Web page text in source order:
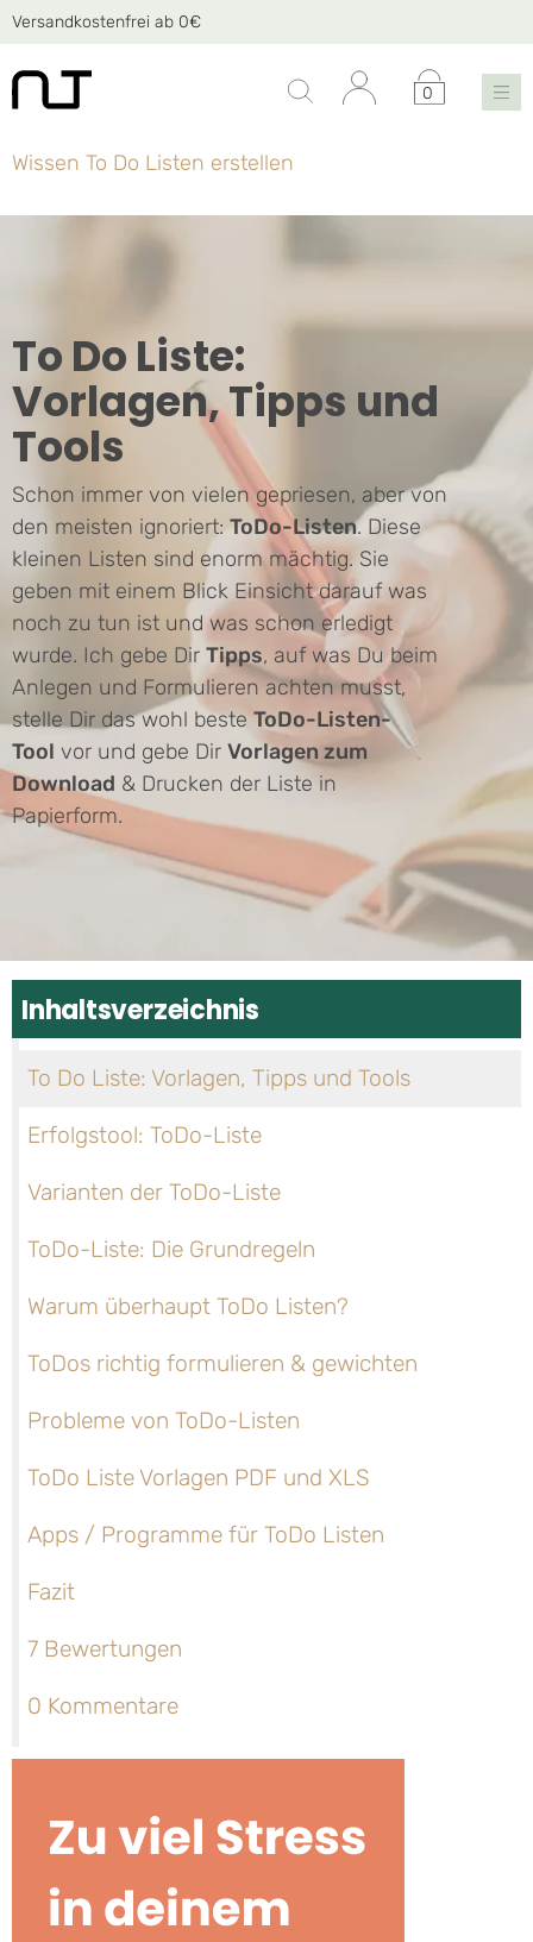
Versandkostenfrei ab 0€
0
Wissen To Do Listen erstellen
To Do Liste:
Vorlagen, Tipps und
Tools
Schon immer von vielen gepriesen, aber von
den meisten ignoriert:ToDo-Listen. Diese
kleinen Listen sind enorm mächtig. Sie
geben mit einem Blick Einsicht darauf was
noch zu tun ist und was schon erledigt
wurde. Ich gebe Dir Tipps, auf was Du beim
Anlegen und Formulieren achten musst,
stelle Dir das wohl besteToDo-Listen-
Tool vor und gebe Dir Vorlagen zum
Download & Drucken der Liste in
Papierform.
Inhaltsverzeichnis
To Do Liste: Vorlagen, Tipps und Tools
Erfolgstool: ToDo-Liste
Varianten der ToDo-Liste
ToDo-Liste: Die Grundregeln
Warum überhaupt ToDo Listen?
ToDos richtig formulieren & gewichten
Probleme von ToDo-Listen
ToDo Liste Vorlagen PDF und XLS
Apps / Programme für ToDo Listen
Fazit
7 Bewertungen
0 Kommentare